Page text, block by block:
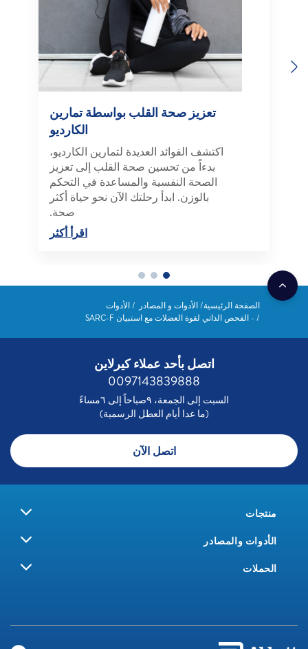
Previous
تعزيز صحة القلب بواسطة تمارين
الكارديو
اكتشف الفوائد العديدة لتمارين الكارديو،
بدءاً من تحسين صحة القلب إلى تعزيز
الصحة النفسية والمساعدة في التحكم
بالوزن. ابدأ رحلتك الآن نحو حياة أكثر
صحة.
اقرأ أكثر
الصفحة الرئيسية الأدوات و المصادر
الأدوات
- الفحص الذاتي لقوة العضلات مع استبيان SARC-F
اتصل بأحد عملاء كيرلاين
0097143839888
السبت إلى الجمعة، ٩صباحاً إلى ٦مساءً
(ما عدا أيام العطل الرسمية)
اتصل الآن
منتجات
الأدوات والمصادر
الحملات